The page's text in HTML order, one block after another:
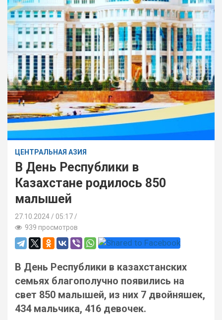
ЦЕНТРАЛЬНАЯ АЗИЯ
В День Республики в
Казахстане родилось 850
малышей
27.10.2024
05:17 /
939 просмотров
В День Республики в казахстанских
семьях благополучно появились на
свет 850 малышей, из них 7 двойняшек,
434 мальчика, 416 девочек.